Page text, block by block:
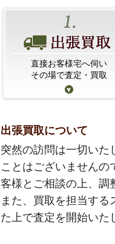
直接お客様宅へ伺い
その場で査定・買取
出張買取について
突然の訪問は一切いた
ことはございませんの
客様とご相談の上、調
また、買取を担当す
た上で査定を開始いた